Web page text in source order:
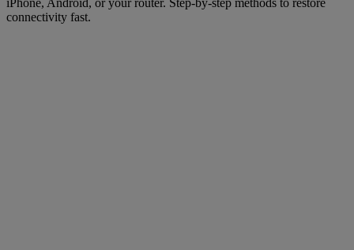
iPhone, Android, or your router. Step-by-step methods to restore
connectivity fast.